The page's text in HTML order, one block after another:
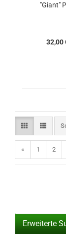
"Giant"
32,00
« 1 2
Erweiterte